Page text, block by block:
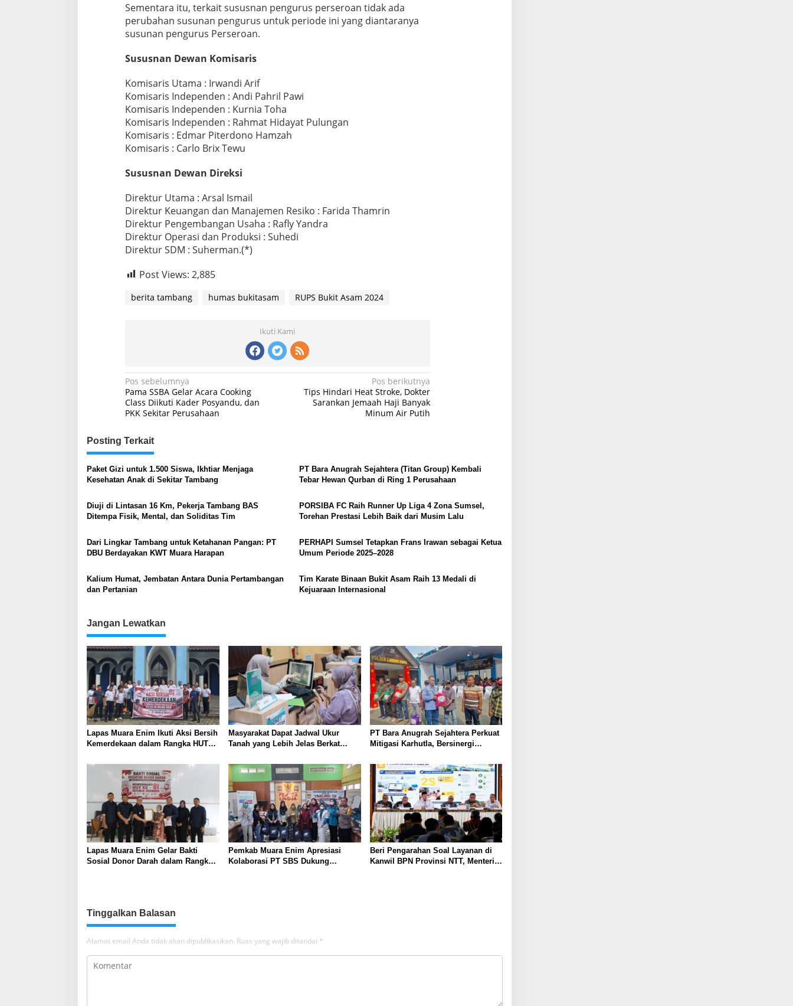
Sementara itu, terkait sususnan pengurus perseroan tidak ada
perubahan susunan pengurus untuk periode ini yang diantaranya
susunan pengurus Perseroan.
Sususnan Dewan Komisaris
Komisaris Utama : Irwandi Arif
Komisaris Independen : Andi Pahril Pawi
Komisaris Independen : Kurnia Toha
Komisaris Independen : Rahmat Hidayat Pulungan
Komisaris : Edmar Piterdono Hamzah
Komisaris : Carlo Brix Tewu
Sususnan Dewan Direksi
Direktur Utama : Arsal Ismail
Direktur Keuangan dan Manajemen Resiko : Farida Thamrin
Direktur Pengembangan Usaha : Rafly Yandra
Direktur Operasi dan Produksi : Suhedi
Direktur SDM : Suherman.(*)
Post Views: 2,885
berita tambang humas bukitasam RUPS Bukit Asam 2024
Ikuti Kami
Navigasi
pos
Pos sebelumnya
Pama SSBA Gelar Acara Cooking
Class Diikuti Kader Posyandu, dan
PKK Sekitar Perusahaan
Pos berikutnya
Tips Hindari Heat Stroke, Dokter
Sarankan Jemaah Haji Banyak
Minum Air Putih
Posting Terkait
Paket Gizi untuk 1.500 Siswa, Ikhtiar Menjaga
Kesehatan Anak di Sekitar Tambang
PT Bara Anugrah Sejahtera (Titan Group) Kembali
Tebar Hewan Qurban di Ring 1 Perusahaan
Diuji di Lintasan 16 Km, Pekerja Tambang BAS
Ditempa Fisik, Mental, dan Soliditas Tim
PORSIBA FC Raih Runner Up Liga 4 Zona Sumsel,
Torehan Prestasi Lebih Baik dari Musim Lalu
Dari Lingkar Tambang untuk Ketahanan Pangan: PT
DBU Berdayakan KWT Muara Harapan
PERHAPI Sumsel Tetapkan Frans Irawan sebagai Ketua
Umum Periode 2025–2028
Kalium Humat, Jembatan Antara Dunia Pertambangan
dan Pertanian
Tim Karate Binaan Bukit Asam Raih 13 Medali di
Kejuaraan Internasional
Jangan Lewatkan
Lapas Muara Enim Ikuti Aksi Bersih
Kemerdekaan dalam Rangka HUT
Masyarakat Dapat Jadwal Ukur
Tanah yang Lebih Jelas Berkat
PT Bara Anugrah Sejahtera Perkuat
Mitigasi Karhutla, Bersinergi
Edukasi Warga
Lapas Muara Enim Gelar Bakti
Sosial Donor Darah dalam Rangka
Pemkab Muara Enim Apresiasi
Kolaborasi PT SBS Dukung
Beri Pengarahan Soal Layanan di
Kanwil BPN Provinsi NTT, Menteri
Tinggalkan Balasan
Alamat email Anda tidak akan dipublikasikan. Ruas yang wajib ditandai *